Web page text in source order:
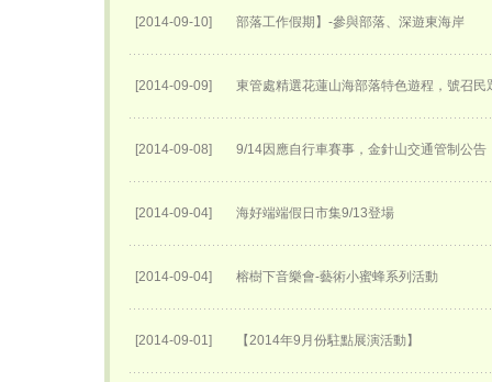
[2014-09-10] 部落工作假期】-參與部落、深遊東海岸
[2014-09-09] 東管處精選花蓮山海部落特色遊程，號召
[2014-09-08] 9/14因應自行車賽事，金針山交通管制公告
[2014-09-04] 海好端端假日市集9/13登場
[2014-09-04] 榕樹下音樂會-藝術小蜜蜂系列活動
[2014-09-01] 【2014年9月份駐點展演活動】